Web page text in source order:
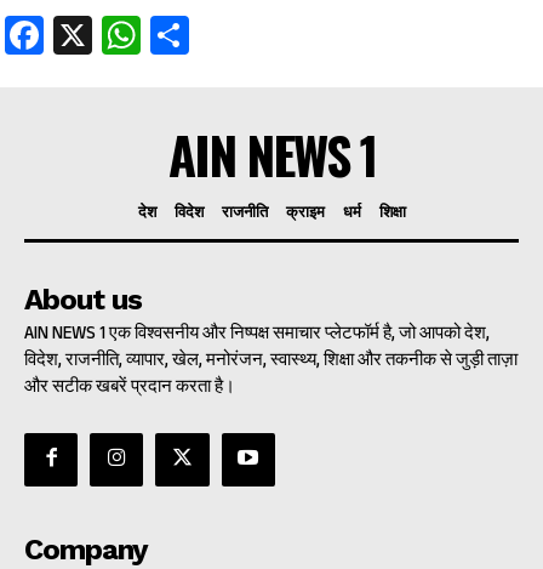
Facebook
X WhatsApp
AIN NEWS 1
देश विदेश राजनीति क्राइम धर्म शिक्षा
About us
AIN NEWS 1 एक विश्वसनीय और निष्पक्ष समाचार प्लेटफॉर्म है, जो आपको देश,
विदेश, राजनीति, व्यापार, खेल, मनोरंजन, स्वास्थ्य, शिक्षा और तकनीक से जुड़ी ताज़ा
और सटीक खबरें प्रदान करता है।
Company